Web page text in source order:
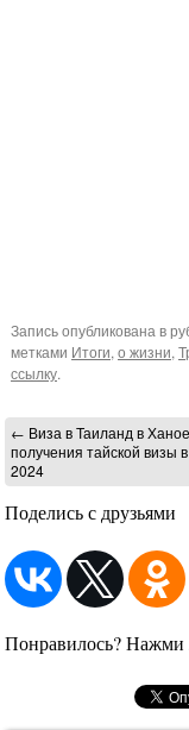
Запись опубликована в
метками Итоги, о жизни,
ссылку.
← Виза в Таиланд в
получения тайской визы
2024
Поделись с друзьями
Понравилось? Нажми